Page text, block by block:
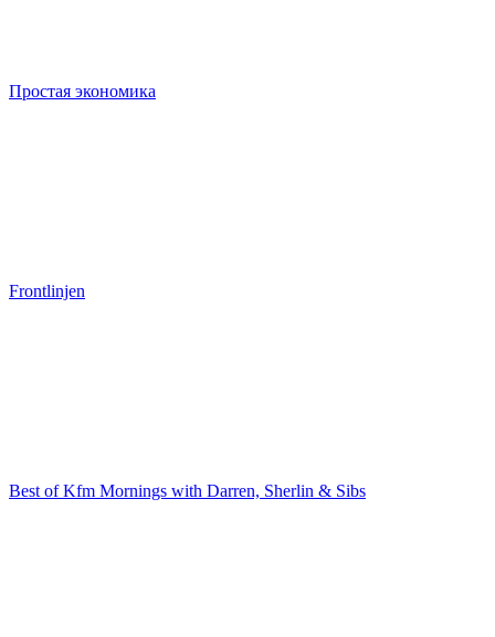
Простая экономика
Frontlinjen
Best of Kfm Mornings with Darren, Sherlin & Sibs